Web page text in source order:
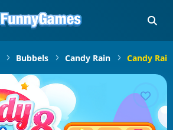
Bubbels Candy Rain Candy